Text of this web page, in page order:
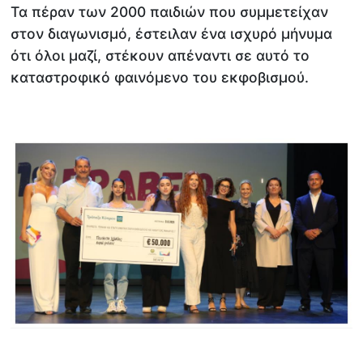
Τα πέραν των 2000 παιδιών που συμμετείχαν
στον διαγωνισμό, έστειλαν ένα ισχυρό μήνυμα
ότι όλοι μαζί, στέκουν απέναντι σε αυτό το
καταστροφικό φαινόμενο του εκφοβισμού.